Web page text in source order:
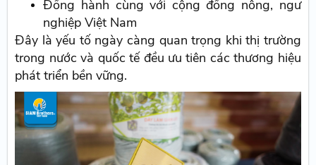
Đồng hành cùng với cộng đồng nông, ngư
nghiệp Việt Nam
Đây là yếu tố ngày càng quan trọng khi thị trường
trong nước và quốc tế đều ưu tiên các thương hiệu
phát triển bền vững.